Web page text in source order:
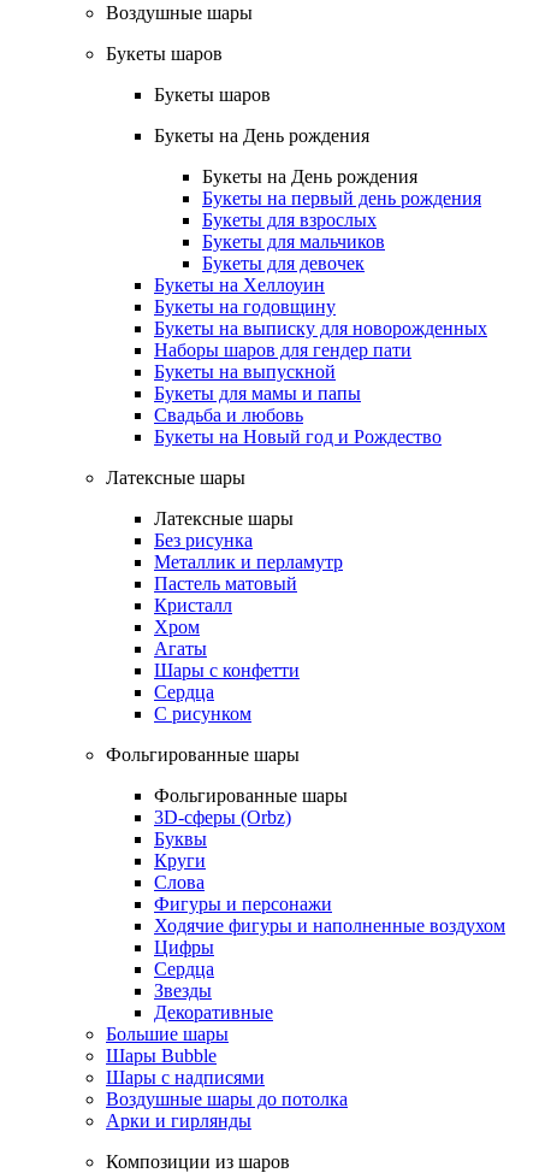
Воздушные шары
Букеты шаров
Букеты шаров
Букеты на День рождения
Букеты на День рождения
Букеты на первый день рождения
Букеты для взрослых
Букеты для мальчиков
Букеты для девочек
Букеты на Хеллоуин
Букеты на годовщину
Букеты на выписку для новорожденных
Наборы шаров для гендер пати
Букеты на выпускной
Букеты для мамы и папы
Свадьба и любовь
Букеты на Новый год и Рождество
Латексные шары
Латексные шары
Без рисунка
Металлик и перламутр
Пастель матовый
Кристалл
Хром
Агаты
Шары с конфетти
Сердца
С рисунком
Фольгированные шары
Фольгированные шары
3D-сферы (Orbz)
Буквы
Круги
Слова
Фигуры и персонажи
Ходячие фигуры и наполненные воздухом
Цифры
Сердца
Звезды
Декоративные
Большие шары
Шары Bubble
Шары с надписями
Воздушные шары до потолка
Арки и гирлянды
Композиции из шаров